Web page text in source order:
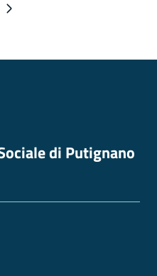
successiva
di Putignano